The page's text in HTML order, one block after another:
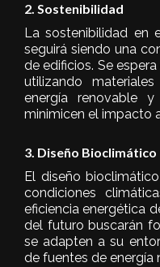
2. Sostenibilidad
La sostenibilidad en
seguirá siendo una
de edificios. Se
utilizando
energía renovable
minimicen el impacto
3. Diseño Bioclimático
El diseño
condiciones
eficiencia energética
del futuro buscarán
se adapten a su
de fuentes de energía